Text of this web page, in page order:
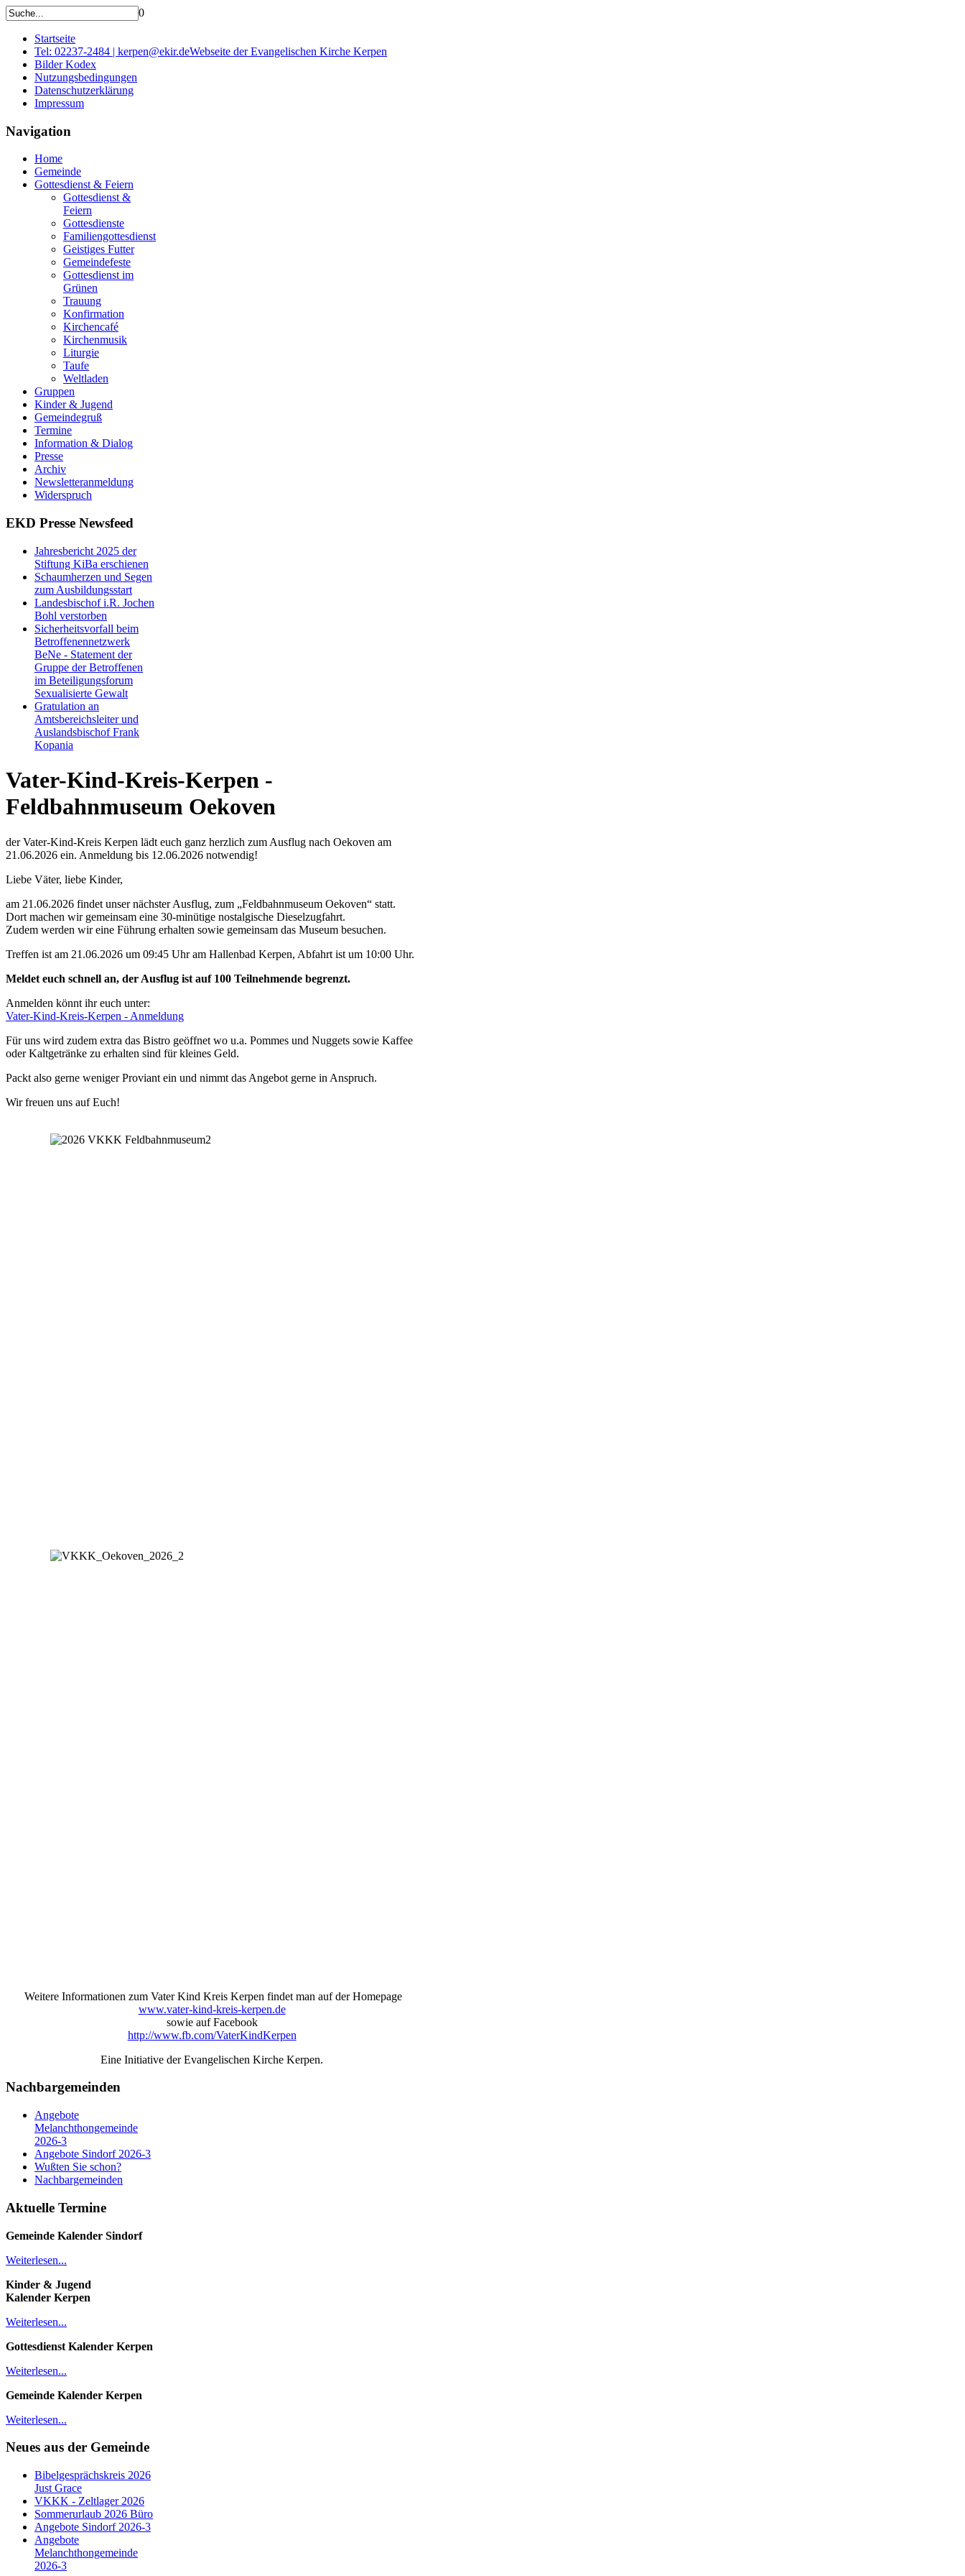
0
Startseite
Tel: 02237-2484 | kerpen@ekir.deWebseite der Evangelischen Kirche Kerpen
Bilder Kodex
Nutzungsbedingungen
Datenschutzerklärung
Impressum
Navigation
Home
Gemeinde
Gottesdienst & Feiern
Gottesdienst &
Feiern
Gottesdienste
Familiengottesdienst
Geistiges Futter
Gemeindefeste
Gottesdienst im
Grünen
Trauung
Konfirmation
Kirchencafé
Kirchenmusik
Liturgie
Taufe
Weltladen
Gruppen
Kinder & Jugend
Gemeindegruß
Termine
Information & Dialog
Presse
Archiv
Newsletteranmeldung
Widerspruch
EKD Presse Newsfeed
Jahresbericht 2025 der
Stiftung KiBa erschienen
Schaumherzen und Segen
zum Ausbildungsstart
Landesbischof i.R. Jochen
Bohl verstorben
Sicherheitsvorfall beim
Betroffenennetzwerk
BeNe - Statement der
Gruppe der Betroffenen
im Beteiligungsforum
Sexualisierte Gewalt
Gratulation an
Amtsbereichsleiter und
Auslandsbischof Frank
Kopania
Vater-Kind-Kreis-Kerpen -
Feldbahnmuseum Oekoven
der Vater-Kind-Kreis Kerpen lädt euch ganz herzlich zum Ausflug nach Oekoven am
21.06.2026 ein. Anmeldung bis 12.06.2026 notwendig!
Liebe Väter, liebe Kinder,
am 21.06.2026 findet unser nächster Ausflug, zum „Feldbahnmuseum Oekoven“ statt.
Dort machen wir gemeinsam eine 30-minütige nostalgische Dieselzugfahrt.
Zudem werden wir eine Führung erhalten sowie gemeinsam das Museum besuchen.
Treffen ist am 21.06.2026 um 09:45 Uhr am Hallenbad Kerpen, Abfahrt ist um 10:00 Uhr.
Meldet euch schnell an, der Ausflug ist auf 100 Teilnehmende begrenzt.
Anmelden könnt ihr euch unter:
Vater-Kind-Kreis-Kerpen - Anmeldung
Für uns wird zudem extra das Bistro geöffnet wo u.a. Pommes und Nuggets sowie Kaffee
oder Kaltgetränke zu erhalten sind für kleines Geld.
Packt also gerne weniger Proviant ein und nimmt das Angebot gerne in Anspruch.
Wir freuen uns auf Euch!
Weitere Informationen zum Vater Kind Kreis Kerpen findet man auf der Homepage
www.vater-kind-kreis-kerpen.de
sowie auf Facebook
http://www.fb.com/VaterKindKerpen
Eine Initiative der Evangelischen Kirche Kerpen.
Nachbargemeinden
Angebote
Melanchthongemeinde
2026-3
Angebote Sindorf 2026-3
Wußten Sie schon?
Nachbargemeinden
Aktuelle Termine
Gemeinde Kalender Sindorf
Weiterlesen...
Kinder & Jugend
Kalender Kerpen
Weiterlesen...
Gottesdienst Kalender Kerpen
Weiterlesen...
Gemeinde Kalender Kerpen
Weiterlesen...
Neues aus der Gemeinde
Bibelgesprächskreis 2026
Just Grace
VKKK - Zeltlager 2026
Sommerurlaub 2026 Büro
Angebote Sindorf 2026-3
Angebote
Melanchthongemeinde
2026-3